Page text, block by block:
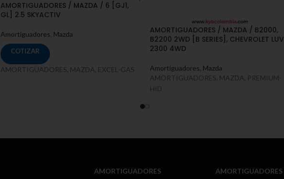
AMORTIGUADORES / MAZDA / 6 [GJ1,
GL] 2.5 SKYACTIV
Amortiguadores, Mazda
COTIZAR
AMORTIGUADORES, MAZDA, EXCEL-GAS
AMORTIGUADORES / MAZDA / B2000,
B2200 2WD [B SERIES], CHEVROLET LUV
2300 4WD
Amortiguadores, Mazda
AMORTIGUADORES, MAZDA, PREMIUM-
HID
AMORTIGUADORES AMORTIGUADORES